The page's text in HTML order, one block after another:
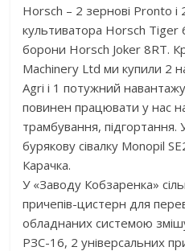
Horsсh – 2 зернові Pronto і
культиватора Horsch Tiger
борони Horsch Joker 8RT.
Machinery Ltd ми купили 2
Agri і 1 потужний
повинен працювати у нас
трамбування, підгортання.
бурякову сівалку Monopil
Карачка.
У «Заводу Кобзаренка»
причепів-цистерн для
обладнаних системою
РЗС-16, 2 універсальних